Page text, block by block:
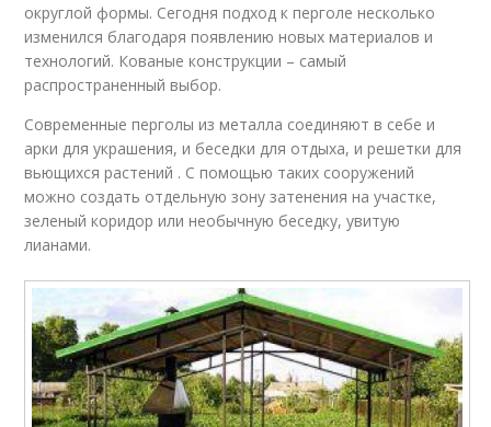
округлой формы. Сегодня подход к перголе несколько
изменился благодаря появлению новых материалов и
технологий. Кованые конструкции – самый
распространенный выбор.
Современные перголы из металла соединяют в себе и
арки для украшения, и беседки для отдыха, и решетки для
вьющихся растений . С помощью таких сооружений
можно создать отдельную зону затенения на участке,
зеленый коридор или необычную беседку, увитую
лианами.